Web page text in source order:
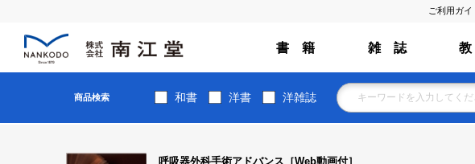
ご利用ガイ
書 籍 雑 誌 教
商品検索 和書 洋書 洋雑誌
呼吸器外科手術アドバンス［Web動画付］